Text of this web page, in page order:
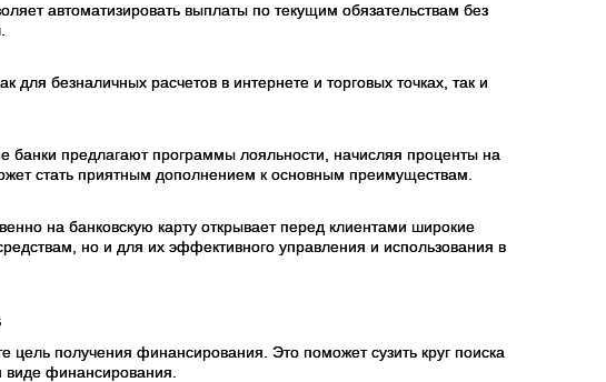
автоматизировать выплаты по текущим обязательствам без
для безналичных расчетов в интернете и торговых точках, так и
банки предлагают программы лояльности, начисляя проценты на
стать приятным дополнением к основным преимуществам.
на банковскую карту открывает перед клиентами широкие
но и для их эффективного управления и использования в
цель получения финансирования. Это поможет сузить круг поиска
финансирования.